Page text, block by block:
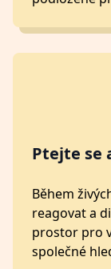
Ptejte se
Během
reagovat a
prostor pro
společné